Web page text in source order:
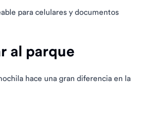
para celulares y documentos
al parque
hace una gran diferencia en la